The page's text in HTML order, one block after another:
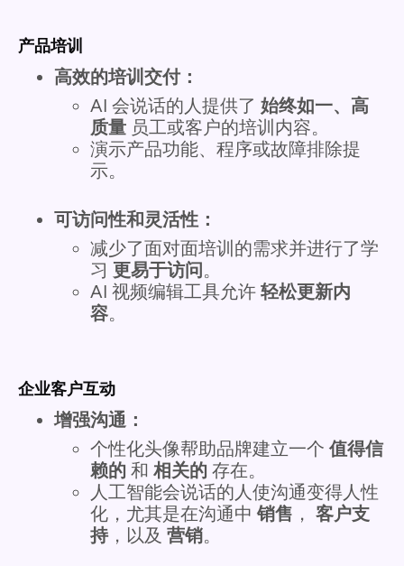
产品培训
高效的培训交付：
AI 会说话的人提供了 始终如一、高
质量 员工或客户的培训内容。
演示产品功能、程序或故障排除提
示。
可访问性和灵活性：
减少了面对面培训的需求并进行了学
习 更易于访问。
AI 视频编辑工具允许 轻松更新内
容。
企业客户互动
增强沟通：
个性化头像帮助品牌建立一个 值得信
赖的 和 相关的 存在。
人工智能会说话的人使沟通变得人性
化，尤其是在沟通中 销售 ， 客户支
持，以及 营销。